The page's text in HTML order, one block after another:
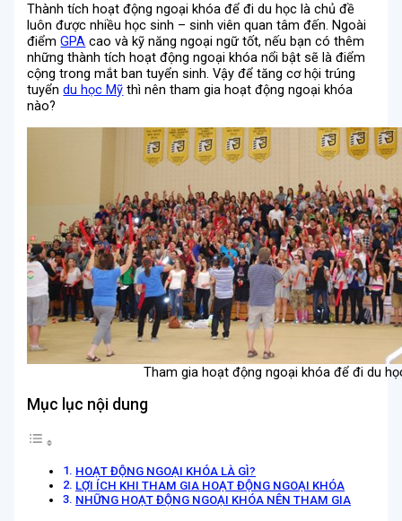
Thành tích hoạt động ngoại khóa để đi du học là chủ đề
luôn được nhiều học sinh – sinh viên quan tâm đến. Ngoài
điểmGPA cao và kỹ năng ngoại ngữ tốt, nếu bạn có thêm
những thành tích hoạt động ngoại khóa nổi bật sẽ là điểm
cộng trong mắt ban tuyển sinh. Vậy để tăng cơ hội trúng
tuyểndu học Mỹ thì nên tham gia hoạt động ngoại khóa
nào?
Tham gia hoạt động ngoại khóa để đi du
Mục lục nội dung
HOẠT ĐỘNG NGOẠI KHÓA LÀ GÌ?
LỢI ÍCH KHI THAM GIA HOẠT ĐỘNG NGOẠI KHÓA
NHỮNG HOẠT ĐỘNG NGOẠI KHÓA NÊN THAM GIA